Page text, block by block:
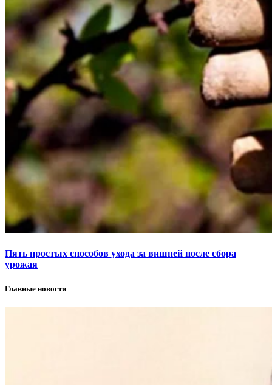
Пять простых способов ухода за вишней после сбора
урожая
Главные новости